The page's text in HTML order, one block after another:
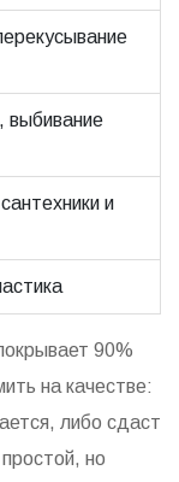
выбивание
и
90%
на качестве:
либо сдаст
но